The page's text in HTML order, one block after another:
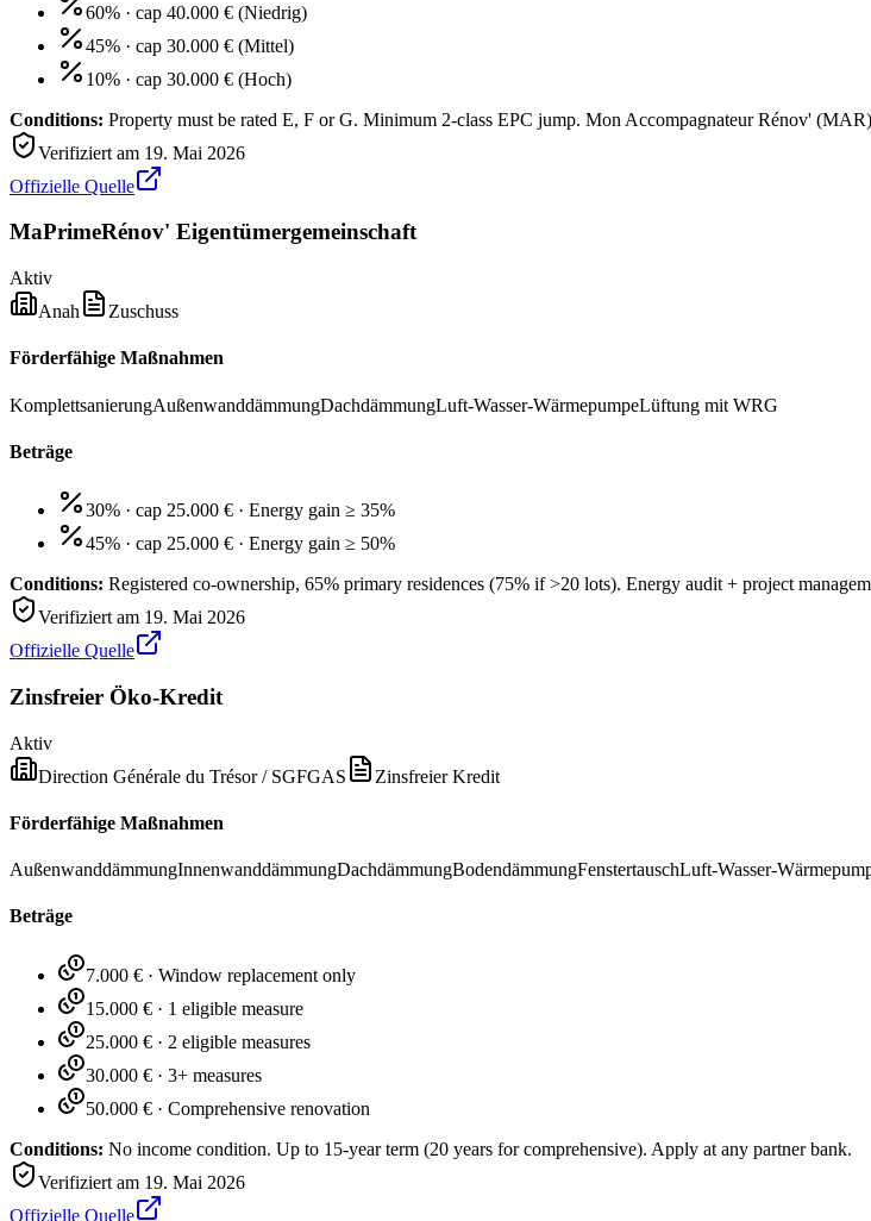
60% · cap 40.000 € (Niedrig)
45% · cap 30.000 € (Mittel)
10% · cap 30.000 € (Hoch)
Conditions: Property must be rated E, F or G. Minimum 2-class EPC jump. Mon Accompagnateur Rénov'
Verifiziert am 19. Mai 2026
Offizielle Quelle
MaPrimeRénov' Eigentümergemeinschaft
Aktiv
Anah
Zuschuss
Förderfähige Maßnahmen
KomplettsanierungAußenwanddämmungDachdämmungLuft-Wasser-WärmepumpeLüftung mit WRG
Beträge
30% · cap 25.000 € · Energy gain ≥ 35%
45% · cap 25.000 € · Energy gain ≥ 50%
Conditions: Registered co-ownership, 65% primary residences (75% if >20 lots). Energy audit + project
Verifiziert am 19. Mai 2026
Offizielle Quelle
Zinsfreier Öko-Kredit
Aktiv
Direction Générale du Trésor / SGFGAS
Zinsfreier Kredit
Förderfähige Maßnahmen
AußenwanddämmungInnenwanddämmungDachdämmungBodendämmungFenstertauschLuft-Wasser-
Beträge
7.000 € · Window replacement only
15.000 € · 1 eligible measure
25.000 € · 2 eligible measures
30.000 € · 3+ measures
50.000 € · Comprehensive renovation
Conditions: No income condition. Up to 15-year term (20 years for comprehensive). Apply at any partner bank.
Verifiziert am 19. Mai 2026
Offizielle Quelle